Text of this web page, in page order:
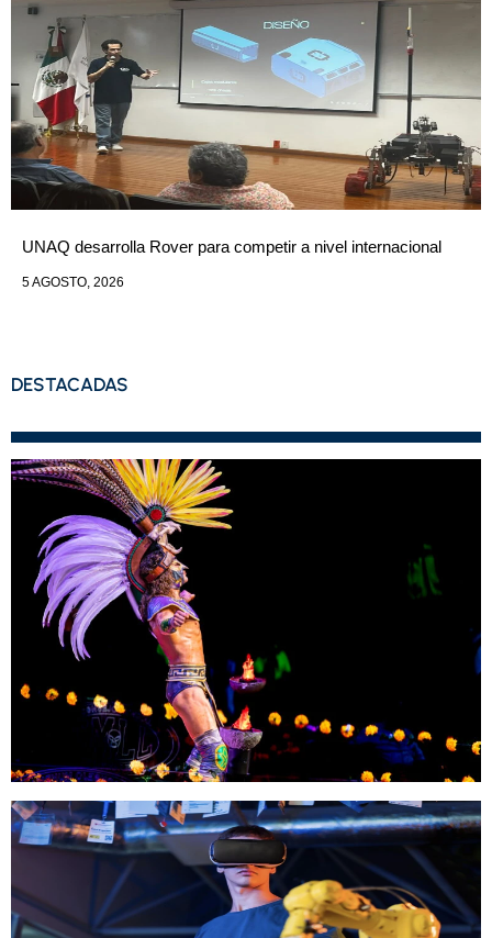
UNAQ desarrolla Rover para competir a nivel internacional
5 AGOSTO, 2026
DESTACADAS